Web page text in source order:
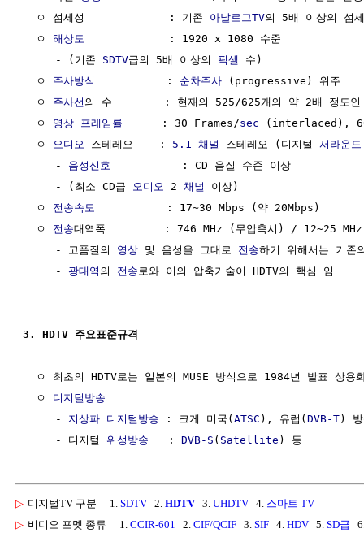
  ㅇ 섬세성             : 기존
아날로그TV의 5배 이상의
  ㅇ
해상도
             : 1920 x 1080 수준
     - (기존
SDTV급의 5배 이상의 픽셀
수)
  ㅇ
주사방식
           :
순차주사 (progressive) 위주
  ㅇ
주사선 의 수        : 현재의 525/625개의 약 2배 정도인
  ㅇ
영상 프레임률
      : 30 Frames/
sec (interlaced),
  ㅇ
오디오 스테레오    : 5.1 채널 스테레오 (디지털 서라운드
     -
음성신호
           : CD 음질 수준 이상
     - (최소 CD급
오디오 2 채널
이상)
  ㅇ
전송속도
           : 17~30 Mbps (약 20Mbps)
  ㅇ
전송대역폭         : 746 MHz (무압축시) / 12~25
     - 고품질의
영상 및 음성을 그대로 전송하기 위해서는 기존
     -
광대역 의 전송 로와 이의 압축기술이 HDTV의 핵심 임
3. HDTV 주요표준규격
ㅇ 최초의 HDTV로는 일본의 MUSE 방식으로 1984년 발표 상용
  ㅇ
디지털방송
     -
지상파 디지털방송 : 크게 미국(ATSC ), 유럽(DVB-T) 방
     - 디지털
위성방송
   :
DVB-S ( Satellite
▷ 디지털TV 구분 1. SDTV 2. HDTV3. UHDTV 4. 스마트 TV
▷ 비디오 포멧 종류 1. CCIR-601 2. CIF/QCIF 3. SIF 4. HDV 5. SD급